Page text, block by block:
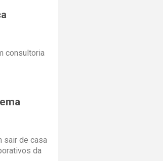
consultoria
sair de casa
da